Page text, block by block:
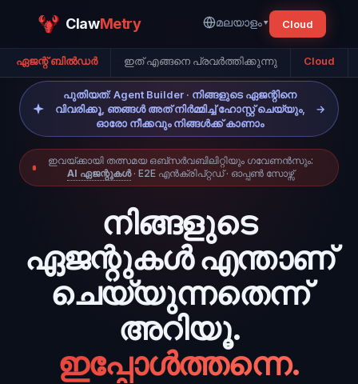
ClawMetry മലയാളം▾ Cloud
ഏജന്റ് ബിൽഡർ ഇത് എങ്ങനെ പ്രവർത്തിക്കുന്നു Cloud
പുതിയത്: Agent Builder · നിങ്ങളുടെ ഏജന്റിനെ
വിവരിക്കൂ, ഞങ്ങൾ അത് നിർമ്മിച്ച് ഹോസ്റ്റ് ചെയ്യും,
ഓരോ നീക്കവും നിങ്ങൾക്ക് കാണാം
→
ഇവയ്ക്കായി തത്സമയ ഒബ്സർവബിലിറ്റിയും ഗവേണൻസും:
AI ഏജന്റുകൾ · E2E എൻക്രിപ്റ്റഡ് · ഓപ്പൺ സോഴ്സ്
നിങ്ങളുടെ
ഏജന്റുകൾ എന്താണ്
ചെയ്യുന്നതെന്ന്
അറിയൂ.
ഇപ്പോൾത്തന്നെ.